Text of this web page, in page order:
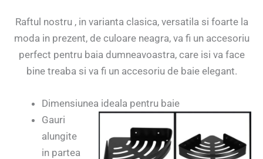
Raftul nostru , in varianta clasica, versatila si foarte la
moda in prezent, de culoare neagra, va fi un accesoriu
perfect pentru baia dumneavoastra, care isi va face
bine treaba si va fi un accesoriu de baie elegant.
Dimensiunea ideala pentru baie
Gauri
alungite
in partea